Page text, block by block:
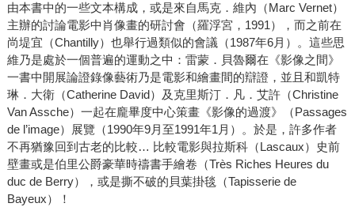
由本書中的一些文本構成，或是來自馬克．維內（Marc Vernet）
主辦的討論電影中肖像畫的研討會（羅浮宮，1991），而之前在
尚堤宜（Chantilly）也舉行過類似的會議（1987年6月）。這些思
維乃是處於一個普遍的運動之中：雷蒙．貝魯爾在《影像之間》
一書中開展論證錄像藝術乃是電影和繪畫間的辯證，並且和凱特
琳．大衛（Catherine David）及克里斯汀．凡．艾許（Christine
Van Assche）一起在龐畢度中心策畫《影像的過渡》（Passages
de l’image）展覽（1990年9月至1991年1月）。於是，許多作者
不再猶豫回到古老的比較… 比較電影與拉斯科（Lascaux）史前
壁畫或是伯里公爵豪華時禱書手繪卷（Très Riches Heures du
duc de Berry），或是撕不破的貝葉掛毯（Tapisserie de
Bayeux）！